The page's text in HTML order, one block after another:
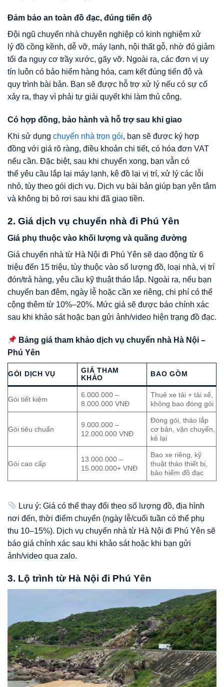
Đảm bảo an toàn đồ đạc, đúng tiến độ
Đội ngũ chuyển nhà chuyên nghiệp có kinh nghiệm xử
lý đồ cồng kềnh, dễ vỡ, máy lạnh, nội thất gỗ, nhờ đó giảm
tối đa nguy cơ trầy xước, gãy vỡ. Ngoài ra, các đơn vị uy
tín luôn có bảo hiểm hàng hóa, cam kết đúng tiến độ và
quy trình bài bản. Bạn sẽ được hỗ trợ xử lý nếu có sự cố
xảy ra, thay vì phải tự giải quyết khi làm thủ công.
Có hợp đồng, bảo hành và hỗ trợ sau khi giao
Khi sử dụng chuyển nhà trọn gói, bạn sẽ được ký hợp
đồng với giá rõ ràng, điều khoản chi tiết, có hóa đơn VAT
nếu cần. Đặc biệt, sau khi chuyển xong, bạn vẫn có
thể yêu cầu lắp lại máy lạnh, kê đồ lại vị trí, xử lý các lỗi
nhỏ, tùy theo gói dịch vụ. Dịch vụ bài bản giúp bạn yên tâm
và không bị bỏ rơi sau khi đã giao tiền.
2. Giá dịch vụ chuyển nhà đi Phú Yên
Giá phụ thuộc vào khối lượng và quãng đường
Giá chuyển nhà từ Hà Nội đi Phú Yên sẽ dao động từ 6
triệu đến 15 triệu, tùy thuộc vào số lượng đồ, loại nhà, vị trí
đón/trả hàng, yêu cầu kỹ thuật tháo lắp. Ngoài ra, nếu bạn
chuyển ban đêm, ngày lễ hoặc cần xe riêng, chi phí có thể
cộng thêm từ 10%–20%. Mức giá sẽ được báo chính xác
sau khi khảo sát hoặc bạn gửi ảnh/video hiện trạng đồ đạc.
Bảng giá tham khảo dịch vụ chuyển nhà Hà Nội –
Phú Yên
GÓI DỊCH VỤ
GIÁ THAM
KHẢO
BAO GỒM
Gói tiết kiệm
6.000.000 –
8.000.000 VNĐ
Thuê xe tải + tài xế,
không bao đóng gói
Gói tiêu chuẩn
9.000.000 –
12.000.000 VNĐ
Đóng gói, tháo lắp
cơ bản, vận chuyển,
kê lại
Gói cao cấp
13.000.000 –
15.000.000+ VNĐ
Bao xe riêng, kỹ
thuật tháo thiết bị,
bảo hiểm đồ đạc
Lưu ý: Giá có thể thay đổi theo số lượng đồ, địa hình
nơi đến, thời điểm chuyển (ngày lễ/cuối tuần có thể phụ
thu 10–15%). Dịch vụ chuyển nhà từ Hà Nội đi Phú Yên sẽ
báo giá chính xác sau khi khảo sát hoặc khi bạn gửi
ảnh/video qua zalo.
3. Lộ trình từ Hà Nội đi Phú Yên